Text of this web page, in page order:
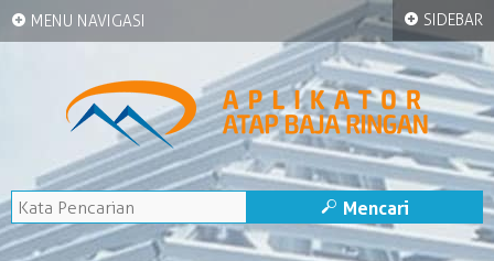
+ MENU NAVIGASI
M Mencari
+ SIDEBAR